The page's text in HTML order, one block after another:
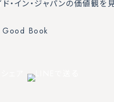
イン・ジャパンの価値観を見
Good Book